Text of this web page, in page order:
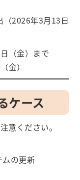
（2026年3月13日
（金）まで
金）
ケース
意ください。
ムの更新